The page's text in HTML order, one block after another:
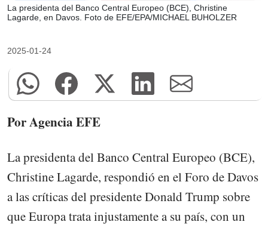
La presidenta del Banco Central Europeo (BCE), Christine
Lagarde, en Davos. Foto de EFE/EPA/MICHAEL BUHOLZER
2025-01-24
Por Agencia EFE
La presidenta del Banco Central Europeo (BCE),
Christine Lagarde, respondió en el Foro de Davos
a las críticas del presidente Donald Trump sobre
que Europa trata injustamente a su país, con un